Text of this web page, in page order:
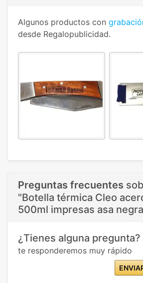
Algunos productos con
desde Regalopublicidad.
Preguntas frecuentes
"Botella térmica Cleo
500ml impresas asa
¿Tienes alguna pregunta?
te responderemos muy rápido